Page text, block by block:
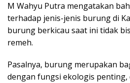
M Wahyu Putra mengatakan
terhadap jenis-jenis burung di
burung berkicau saat ini tidak
remeh.
Pasalnya, burung merupakan
dengan fungsi ekologis penting,